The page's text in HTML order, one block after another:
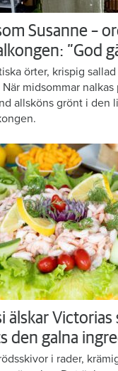
Susanne –
”God
örter, krispig
midsommar
allsköns grönt i den
älskar
den galna
i rader,